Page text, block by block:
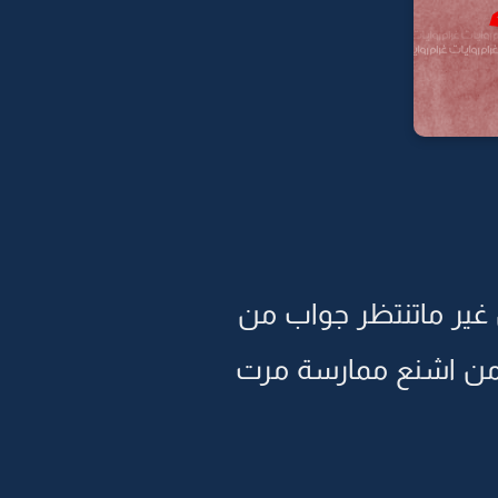
غير ماتنتظر جواب من
من اشنع ممارسة مرت